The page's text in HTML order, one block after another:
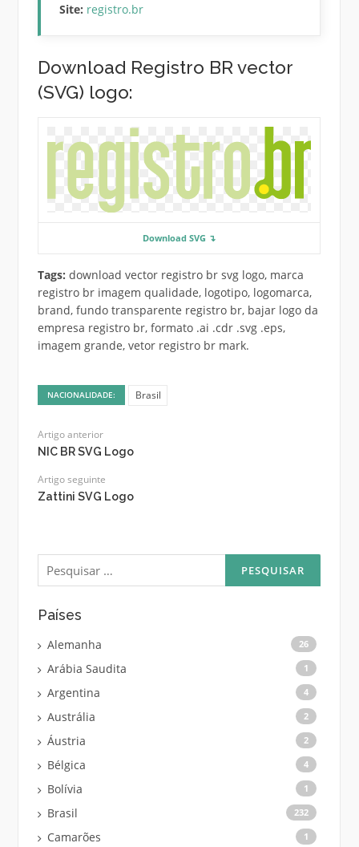
Site: registro.br
Download Registro BR vector
(SVG) logo:
Download SVG ↴
Tags: download vector registro br svg logo, marca
registro br imagem qualidade, logotipo, logomarca,
brand, fundo transparente registro br, bajar logo da
empresa registro br, formato .ai .cdr .svg .eps,
imagem grande, vetor registro br mark.
NACIONALIDADE: Brasil
Artigo anterior
NIC BR SVG Logo
Artigo seguinte
Zattini SVG Logo
Pesquisar
por:
Países
Alemanha 26
Arábia Saudita 1
Argentina 4
Austrália 2
Áustria 2
Bélgica 4
Bolívia 1
Brasil 232
Camarões 1